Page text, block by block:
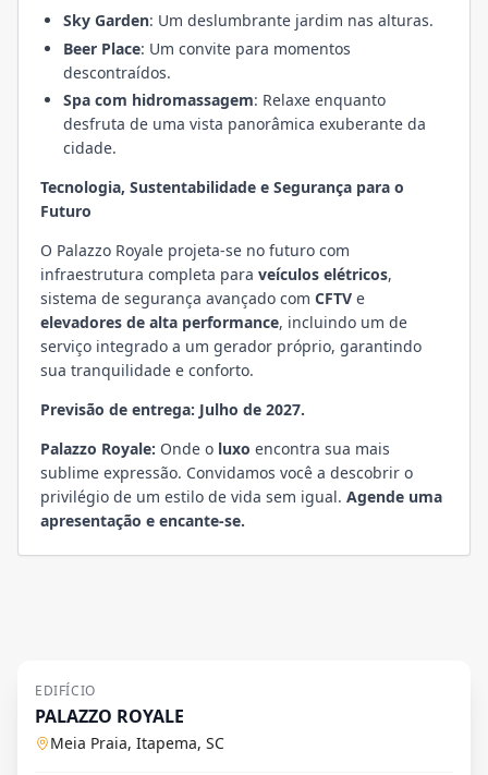
Sky Garden: Um deslumbrante jardim nas alturas.
Beer Place: Um convite para momentos
descontraídos.
Spa com hidromassagem: Relaxe enquanto
desfruta de uma vista panorâmica exuberante da
cidade.
Tecnologia, Sustentabilidade e Segurança para o
Futuro
O Palazzo Royale projeta-se no futuro com
infraestrutura completa para veículos elétricos,
sistema de segurança avançado com CFTV e
elevadores de alta performance, incluindo um de
serviço integrado a um gerador próprio, garantindo
sua tranquilidade e conforto.
Previsão de entrega: Julho de 2027.
Palazzo Royale: Onde o luxo encontra sua mais
sublime expressão. Convidamos você a descobrir o
privilégio de um estilo de vida sem igual. Agende uma
apresentação e encante-se.
EDIFÍCIO
PALAZZO ROYALE
Meia Praia, Itapema, SC